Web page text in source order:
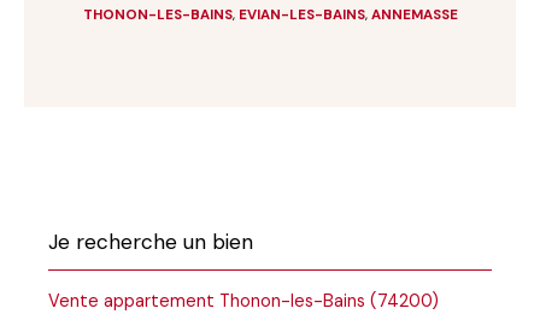
THONON-LES-BAINS, EVIAN-LES-BAINS, ANNEMASSE
Je recherche un bien
Vente appartement Thonon-les-Bains (74200)